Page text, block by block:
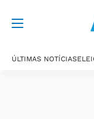
ÚLTIMAS NOTÍCIAS